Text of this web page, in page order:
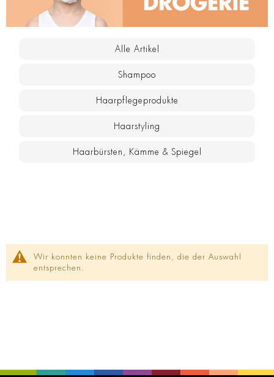
Alle Artikel
Shampoo
Haarpflegeprodukte
Haarstyling
Haarbürsten, Kämme & Spiegel
Wir konnten keine Produkte finden, die der Auswahl
entsprechen.